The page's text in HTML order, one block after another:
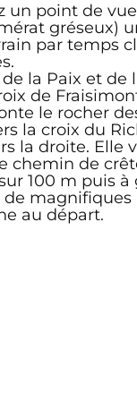
un point de
gréseux)
par temps
la Paix et de
de
le rocher
la croix du
la droite. Elle
chemin de
100 m puis à
magnifiques
au départ.